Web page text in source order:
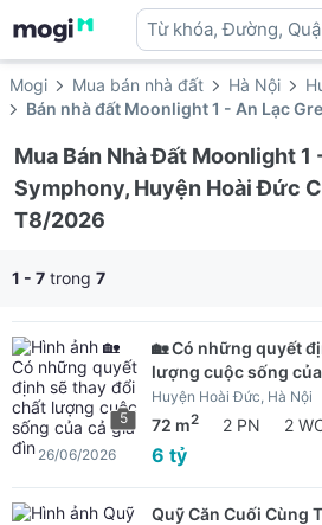
Từ khóa, Đường,
địa danh ...
Mogi Mua bán nhà đất Hà Nội
Bán nhà đất Moonlight 1 - An Lạc Green
Mua Bán Nhà Đất Moonlight 1
Symphony, Huyện Hoài Đức
T8/2026
1 - 7 trong 7
5
🏡 Có những quyết
lượng cuộc sống
Huyện Hoài Đức, Hà Nội
72 m2 2 PN 2
6 tỷ
26/06/2026
Quỹ Căn Cuối Cùng